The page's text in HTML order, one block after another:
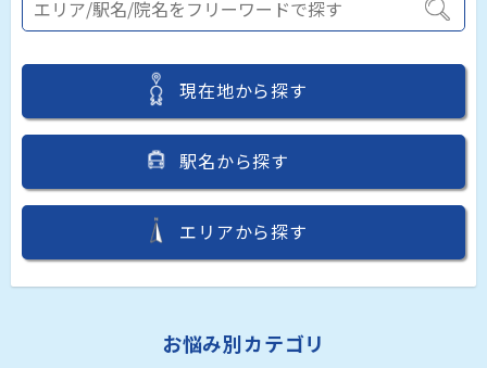
現在地から探す
駅名から探す
エリアから探す
お悩み別カテゴリ